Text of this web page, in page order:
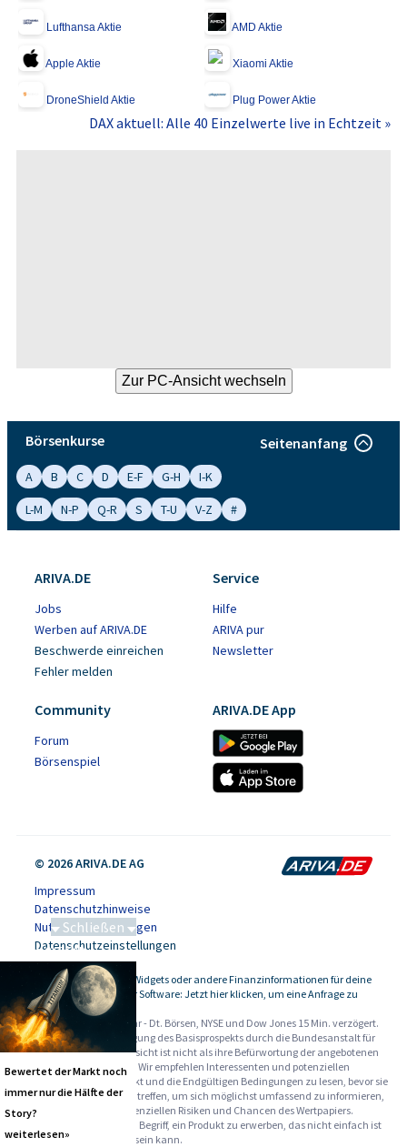
Lufthansa Aktie AMD Aktie
Apple Aktie Xiaomi Aktie
DroneShield Aktie Plug Power Aktie
DAX aktuell: Alle 40 Einzelwerte live in Echtzeit »
Börsenkurse Seitenanfang
A B C D E-F G-H
I-K
L-M
N-P Q-R S T-U V-Z #
ARIVA.DE
Jobs
Werben auf ARIVA.DE
Beschwerde einreichen
Fehler melden
Service
Hilfe
ARIVA pur
Newsletter
Community
Forum
Börsenspiel
ARIVA.DE App
© 2026 ARIVA.DE AG
Impressum
Datenschutzhinweise
Nutzungsbedingungen
Datenschutzeinstellungen
-
Kursdaten, Widgets oder andere Finanzinformationen für deine
Website oder Software: Jetzt hier klicken, um eine Anfrage zu
stellen.
Alle Angaben ohne Gewähr - Dt. Börsen, NYSE und Dow Jones 15 Min. verzögert.
Werbehinweise:
Die Billigung des Basisprospekts durch die Bundesanstalt für
Finanzdienstleistungsaufsicht ist nicht als ihre Befürwortung der angebotenen
Wertpapiere zu verstehen. Wir empfehlen Interessenten und potenziellen
Anlegern den Basisprospekt und die Endgültigen Bedingungen zu lesen, bevor sie
eine Anlageentscheidung treffen, um sich möglichst umfassend zu informieren,
insbesondere über die potenziellen Risiken und Chancen des Wertpapiers.
Warnhinweise: Sie sind im Begriff, ein Produkt zu erwerben, das nicht einfach ist
und schwer zu verstehen sein kann.
Schließen
Saga bei 0,53 CAD
Bewertet der Markt noch
immer nur die Hälfte der
Story?
weiterlesen»